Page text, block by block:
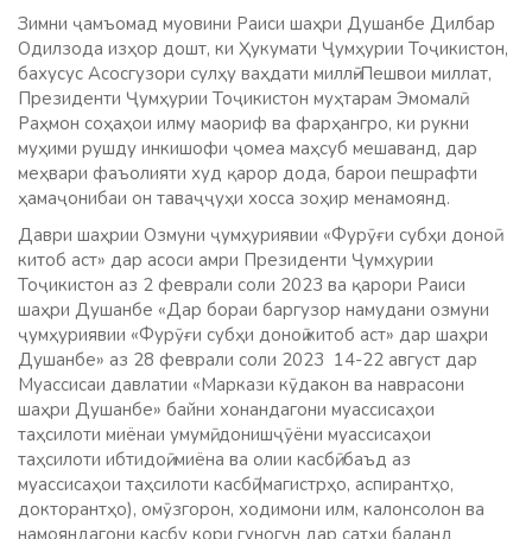
Зимни ҷамъомад муовини Раиси шаҳри Душанбе Дилбар
Одилзода изҳор дошт, ки Ҳукумати Ҷумҳурии Тоҷикистон,
бахусус Асосгузори сулҳу ваҳдати миллӣ-Пешвои миллат,
Президенти Ҷумҳурии Тоҷикистон муҳтарам Эмомалӣ
Раҳмон соҳаҳои илму маориф ва фарҳангро, ки рукни
муҳими рушду инкишофи ҷомеа маҳсуб мешаванд, дар
меҳвари фаъолияти худ қарор дода, барои пешрафти
ҳамаҷонибаи он таваҷҷуҳи хосса зоҳир менамоянд.
Даври шаҳрии Озмуни ҷумҳуриявии «Фурӯғи субҳи доноӣ
китоб аст» дар асоси амри Президенти Ҷумҳурии
Тоҷикистон аз 2 феврали соли 2023 ва қарори Раиси
шаҳри Душанбе «Дар бораи баргузор намудани озмуни
ҷумҳуриявии «Фурӯғи субҳи доноӣ китоб аст» дар шаҳри
Душанбе» аз 28 феврали соли 2023 14-22 август дар
Муассисаи давлатии «Маркази кӯдакон ва наврасони
шаҳри Душанбе» байни хонандагони муассисаҳои
таҳсилоти миёнаи умумӣ, донишҷӯёни муассисаҳои
таҳсилоти ибтидоӣ, миёна ва олии касбӣ, баъд аз
муассисаҳои таҳсилоти касбӣ (магистрҳо, аспирантҳо,
докторантҳо), омӯзгорон, ходимони илм, калонсолон ва
намояндагони касбу кори гуногун дар сатҳи баланд